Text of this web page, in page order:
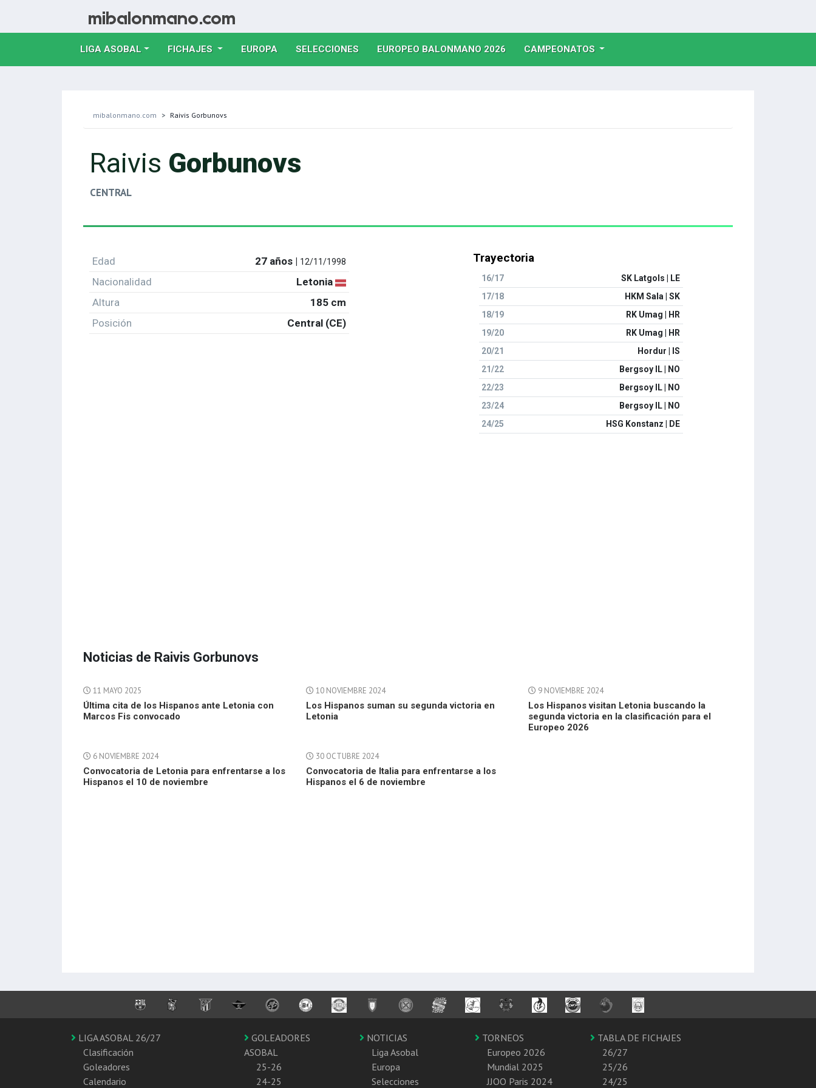
LIGA ASOBAL FICHAJES EUROPA(CURRENT)
SELECCIONES(CURRENT)
EUROPEO BALONMANO 2026(CURRENT)
CAMPEONATOS
mibalonmano.com Raivis Gorbunovs
Raivis Gorbunovs
CENTRAL
Edad 27 años | 12/11/1998
Nacionalidad
Letonia
Altura
185 cm
Posición
Central (CE)
Trayectoria
16/17
SK Latgols | LE
17/18
HKM Sala | SK
18/19
RK Umag | HR
19/20
RK Umag | HR
20/21
Hordur | IS
21/22
Bergsoy IL | NO
22/23
Bergsoy IL | NO
23/24
Bergsoy IL | NO
24/25
HSG Konstanz | DE
Noticias de Raivis Gorbunovs
11 MAYO 2025
Última cita de los Hispanos ante Letonia con
Marcos Fis convocado
10 NOVIEMBRE 2024
Los Hispanos suman su segunda victoria en
Letonia
9 NOVIEMBRE 2024
Los Hispanos visitan Letonia buscando la
segunda victoria en la clasificación para el
Europeo 2026
6 NOVIEMBRE 2024
Convocatoria de Letonia para enfrentarse a los
Hispanos el 10 de noviembre
30 OCTUBRE 2024
Convocatoria de Italia para enfrentarse a los
Hispanos el 6 de noviembre
LIGA ASOBAL 26/27
Clasificación
Goleadores
Calendario
GOLEADORES
ASOBAL
25-26
24-25
NOTICIAS
Liga Asobal
Europa
Selecciones
TORNEOS
Europeo 2026
Mundial 2025
JJOO Paris 2024
TABLA DE FICHAJES
26/27
25/26
24/25